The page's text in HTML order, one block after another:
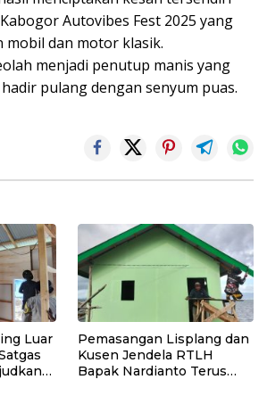
Autovibes Fest 2025 yang
mobil dan motor klasik.
menjadi penutup manis yang
pulang dengan senyum puas.
Luar
Pemasangan Lisplang dan
Kusen Jendela RTLH
Bapak Nardianto Terus